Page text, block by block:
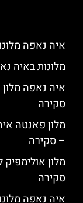
איה נאפה
מלונות באיה
סקירה
– סקירה
סקירה
איה נאפה